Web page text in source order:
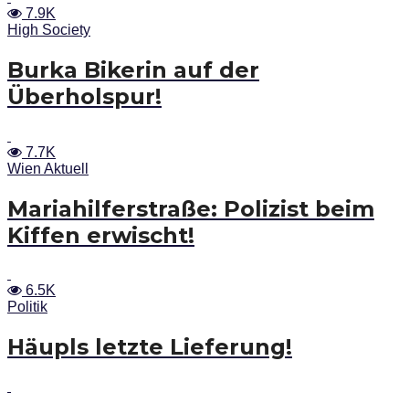
7.9K
High Society
Burka Bikerin auf der
Überholspur!
7.7K
Wien Aktuell
Mariahilferstraße: Polizist beim
Kiffen erwischt!
6.5K
Politik
Häupls letzte Lieferung!